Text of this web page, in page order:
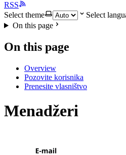
RSS
Select theme
Select
On this page
On this page
Overview
Pozovite korisnika
Prenesite vlasništvo
Menadžeri